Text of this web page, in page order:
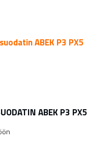
ABEK P3 PX5